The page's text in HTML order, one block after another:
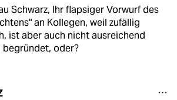
Schwarz, Ihr flapsiger Vorwurf des
an Kollegen, weil zufällig
ist aber auch nicht ausreichend
begründet, oder?